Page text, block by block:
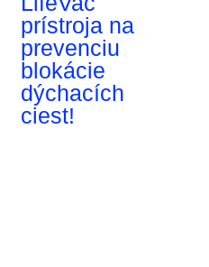
prístroja na
prevenciu
blokácie
dýchacích
ciest!